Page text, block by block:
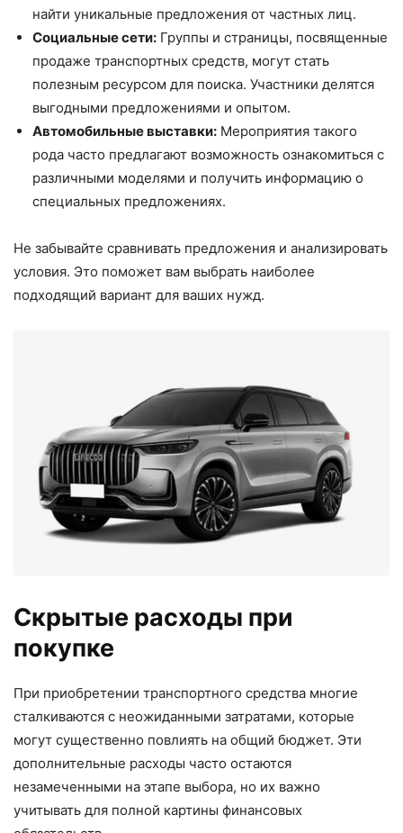
найти уникальные предложения от частных лиц.
Социальные сети: Группы и страницы, посвященные
продаже транспортных средств, могут стать
полезным ресурсом для поиска. Участники делятся
выгодными предложениями и опытом.
Автомобильные выставки: Мероприятия такого
рода часто предлагают возможность ознакомиться с
различными моделями и получить информацию о
специальных предложениях.
Не забывайте сравнивать предложения и анализировать
условия. Это поможет вам выбрать наиболее
подходящий вариант для ваших нужд.
Скрытые расходы при
покупке
При приобретении транспортного средства многие
сталкиваются с неожиданными затратами, которые
могут существенно повлиять на общий бюджет. Эти
дополнительные расходы часто остаются
незамеченными на этапе выбора, но их важно
учитывать для полной картины финансовых